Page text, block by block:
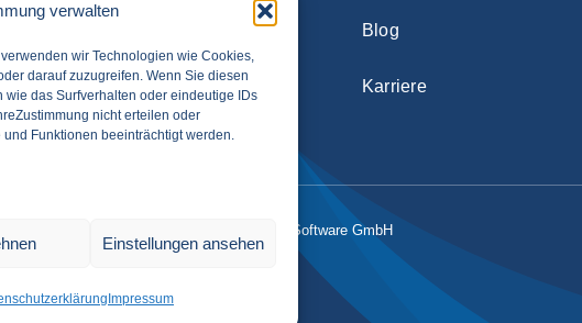
verwalten
wir Technologien wie Cookies,
darauf zuzugreifen. Wenn Sie diesen
das Surfverhalten oder eindeutige IDs
nicht erteilen oder
Funktionen beeinträchtigt werden.
Einstellungen ansehen
Impressum
Blog
Karriere
© 2026 ORGA-SOFT Organisation und Software GmbH